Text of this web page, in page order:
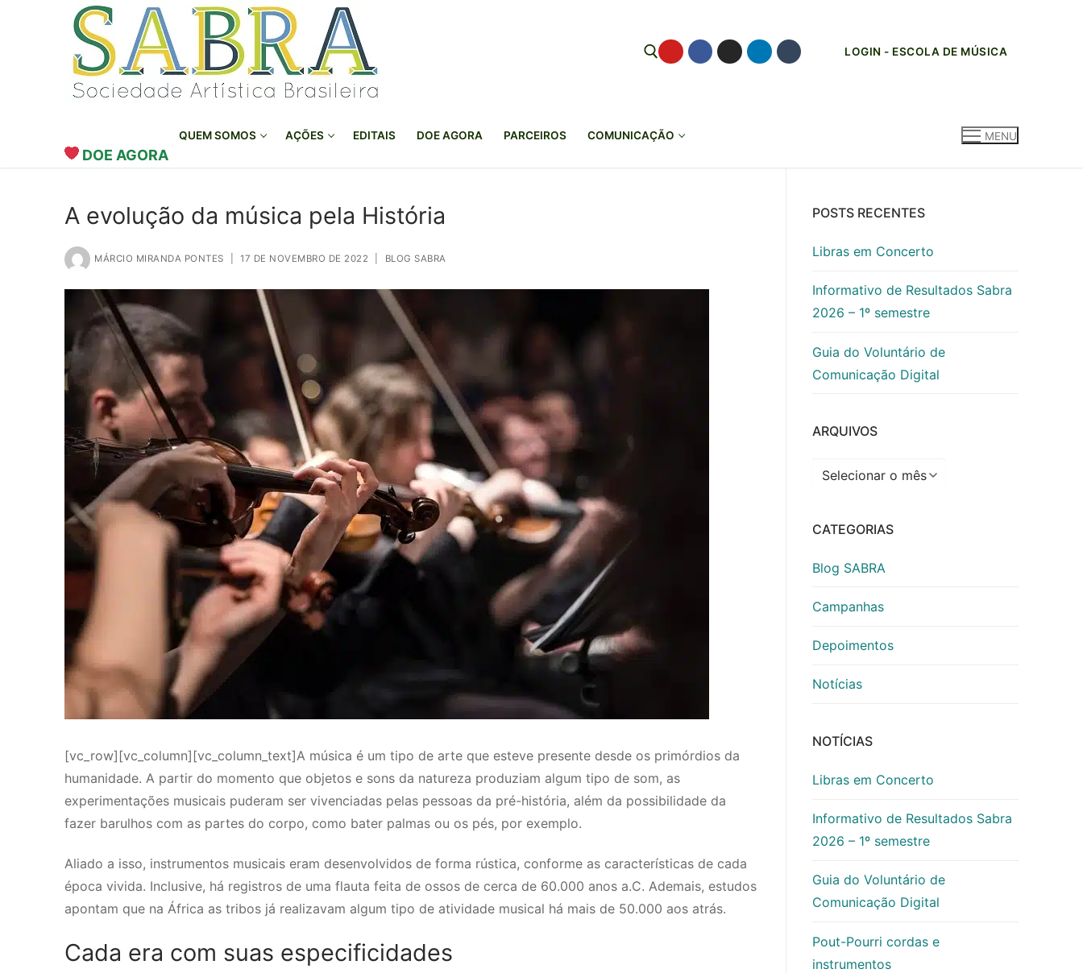
LOGIN - ESCOLA DE MÚSICA
DOE AGORA
QUEM SOMOS AÇÕES EDITAIS DOE AGORA PARCEIROS COMUNICAÇÃO MENU
A evolução da música pela História
MÁRCIO MIRANDA PONTES 17 DE NOVEMBRO DE 2022 BLOG SABRA
[vc_row][vc_column][vc_column_text]A música é um tipo de arte que esteve presente desde os primórdios da
humanidade. A partir do momento que objetos e sons da natureza produziam algum tipo de som, as
experimentações musicais puderam ser vivenciadas pelas pessoas da pré-história, além da possibilidade da
fazer barulhos com as partes do corpo, como bater palmas ou os pés, por exemplo.
Aliado a isso, instrumentos musicais eram desenvolvidos de forma rústica, conforme as características de cada
época vivida. Inclusive, há registros de uma flauta feita de ossos de cerca de 60.000 anos a.C. Ademais, estudos
apontam que na África as tribos já realizavam algum tipo de atividade musical há mais de 50.000 aos atrás.
Cada era com suas especificidades
POSTS RECENTES
Libras em Concerto
Informativo de Resultados Sabra
2026 – 1º semestre
Guia do Voluntário de
Comunicação Digital
ARQUIVOS
Arquivos
CATEGORIAS
Blog SABRA
Campanhas
Depoimentos
Notícias
NOTÍCIAS
Libras em Concerto
Informativo de Resultados Sabra
2026 – 1º semestre
Guia do Voluntário de
Comunicação Digital
Pout-Pourri cordas e
instrumentos